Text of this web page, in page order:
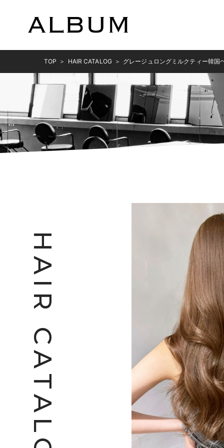
TOP HAIR CATALOG グレージュロングミルクティー韓国
H
A
I
R
C
A
T
A
L